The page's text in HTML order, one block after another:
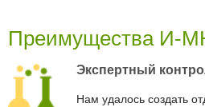
Преимущества И-
Экспертный
Нам удалось создать